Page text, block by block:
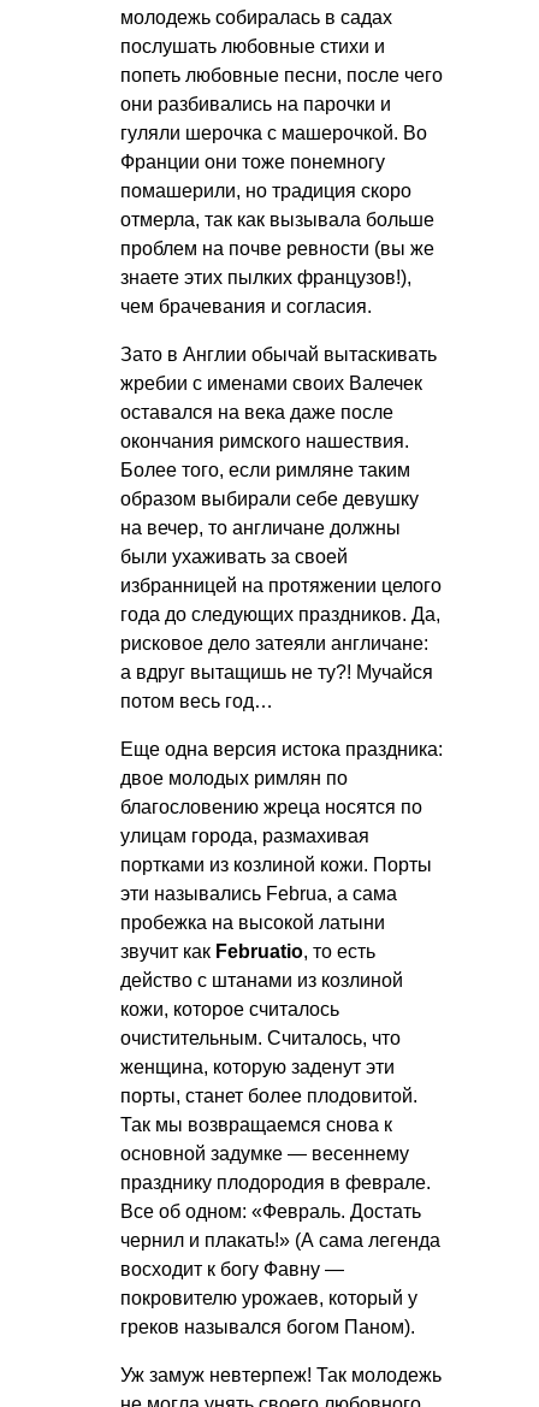
молодежь собиралась в садах
послушать любовные стихи и
попеть любовные песни, после чего
они разбивались на парочки и
гуляли шерочка с машерочкой. Во
Франции они тоже понемногу
помашерили, но традиция скоро
отмерла, так как вызывала больше
проблем на почве ревности (вы же
знаете этих пылких французов!),
чем брачевания и согласия.
Зато в Англии обычай вытаскивать
жребии с именами своих Валечек
оставался на века даже после
окончания римского нашествия.
Более того, если римляне таким
образом выбирали себе девушку
на вечер, то англичане должны
были ухаживать за своей
избранницей на протяжении целого
года до следующих праздников. Да,
рисковое дело затеяли англичане:
а вдруг вытащишь не ту?! Мучайся
потом весь год…
Еще одна версия истока праздника:
двое молодых римлян по
благословению жреца носятся по
улицам города, размахивая
портками из козлиной кожи. Порты
эти назывались Februa, а сама
пробежка на высокой латыни
звучит как Februatio, то есть
действо с штанами из козлиной
кожи, которое считалось
очистительным. Считалось, что
женщина, которую заденут эти
порты, станет более плодовитой.
Так мы возвращаемся снова к
основной задумке — весеннему
празднику плодородия в феврале.
Все об одном: «Февраль. Достать
чернил и плакать!» (А сама легенда
восходит к богу Фавну —
покровителю урожаев, который у
греков назывался богом Паном).
Уж замуж невтерпеж! Так молодежь